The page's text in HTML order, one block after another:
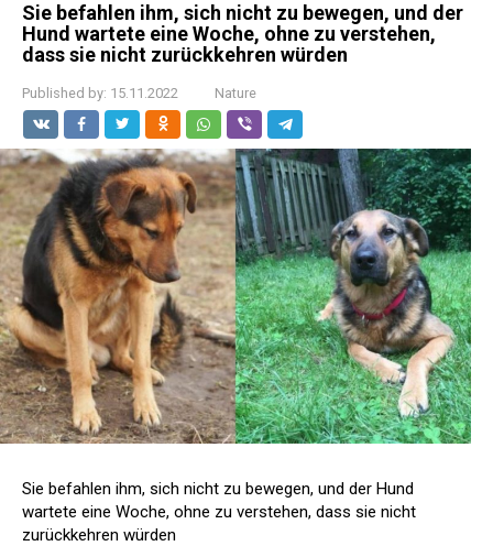
Sie befahlen ihm, sich nicht zu bewegen, und der
Hund wartete eine Woche, ohne zu verstehen,
dass sie nicht zurückkehren würden
Published by: 15.11.2022 Nature
Sie befahlen ihm, sich nicht zu bewegen, und der Hund
wartete eine Woche, ohne zu verstehen, dass sie nicht
zurückkehren würden